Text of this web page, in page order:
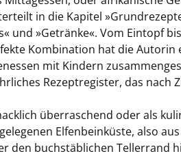
in die Kapitel
und »Getränke«. Vom Eintopf
Kombination hat die Autorin
mit Kindern
Rezeptregister, das nach
überraschend oder als
Elfenbeinküste, also
den buchstäblichen Tellerrand